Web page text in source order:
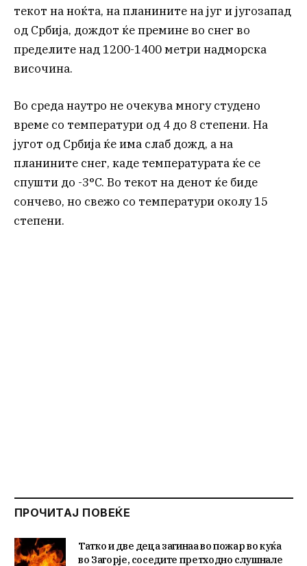
текот на ноќта, на планините на југ и југозапад
од Србија, дождот ќе премине во снег во
пределите над 1200-1400 метри надморска
височина.
Во среда наутро не очекува многу студено
време со температури од 4 до 8 степени. На
југот од Србија ќе има слаб дожд, а на
планините снег, каде температурата ќе се
спушти до -3°C. Во текот на денот ќе биде
сончево, но свежо со температури околу 15
степени.
ПРОЧИТАЈ ПОВЕЌЕ
Татко и две деца загинаа во пожар во куќа
во Загорје, соседите претходно слушнале